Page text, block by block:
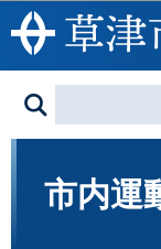
市内運